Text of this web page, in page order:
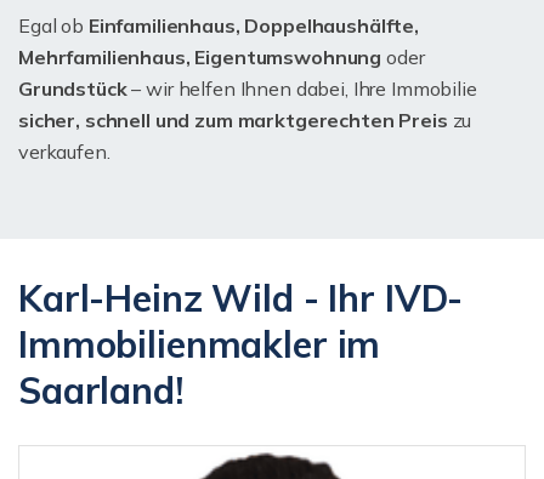
Egal ob Einfamilienhaus, Doppelhaushälfte,
Mehrfamilienhaus, Eigentumswohnung oder
Grundstück– wir helfen Ihnen dabei, Ihre Immobilie
sicher, schnell und zum marktgerechten Preis zu
verkaufen.
Karl-Heinz Wild - Ihr IVD-
Immobilienmakler im
Saarland!